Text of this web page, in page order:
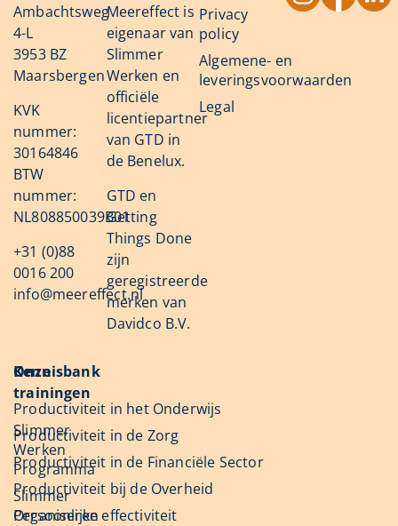
Ambachtsweg
4-L
3953 BZ
Maarsbergen
KVK
nummer:
30164846
BTW
nummer:
NL808850039B01
+31 (0)88
0016 200
info@meereffect.nl
Meereffect is
eigenaar van
Slimmer
Werken en
officiële
licentiepartner
van GTD in
de Benelux.
GTD en
Getting
Things Done
zijn
geregistreerde
merken van
Davidco B.V.
Privacy
policy
Algemene- en
leveringsvoorwaarden
Legal
Onze
trainingen
Slimmer
Werken
Programma
Slimmer
Organiseren
Kennisbank
Productiviteit in het Onderwijs
Productiviteit in de Zorg
Productiviteit in de Financiële Sector
Productiviteit bij de Overheid
Persoonlijke effectiviteit